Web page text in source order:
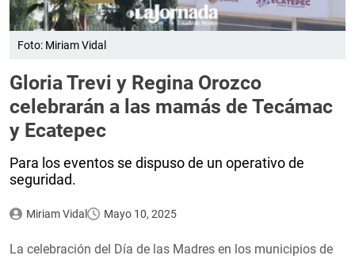
Foto: Miriam Vidal
Gloria Trevi y Regina Orozco
celebrarán a las mamás de Tecámac
y Ecatepec
Para los eventos se dispuso de un operativo de
seguridad.
Miriam Vidal Mayo 10, 2025
La celebración del Día de las Madres en los municipios de